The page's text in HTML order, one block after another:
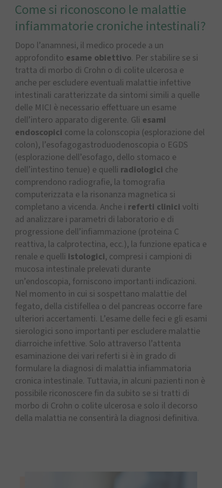
Come si riconoscono le malattie
infiammatorie croniche intestinali?
Dopo l’anamnesi, il medico procede a un
approfondito esame obiettivo. Per stabilire se si
tratta di morbo di Crohn o di colite ulcerosa e
anche per escludere eventuali malattie infettive
intestinali caratterizzate da sintomi simili a quelle
delle MICI è necessario effettuare un esame
dell’intero apparato digerente. Gli esami
endoscopici come la colonscopia (esplorazione del
colon), l’esofagogastroduodenoscopia o EGDS
(esplorazione dell’esofago, dello stomaco e
dell’intestino tenue) e quelli radiologici che
comprendono radiografie, la tomografia
computerizzata e la risonanza magnetica si
completano a vicenda. Anche i referti clinici volti
ad analizzare i parametri di laboratorio e di
progressione dell’infiammazione (proteina C
reattiva, la calprotectina, ecc.), la funzione epatica e
renale e quelli istologici, compresi i campioni di
mucosa intestinale prelevati durante
un’endoscopia, forniscono importanti indicazioni.
Nel momento in cui si sospettano malattie del
fegato, della cistifellea o del pancreas occorre fare
ulteriori accertamenti. L’esame delle feci e gli esami
sierologici sono importanti per escludere malattie
diarroiche infettive. Solo attraverso l’attenta
esaminazione dei vari referti si è in grado di
formulare la diagnosi di malattia infiammatoria
cronica intestinale. Tuttavia, in alcuni pazienti non è
possibile riconoscere fin da subito se si tratti di
morbo di Crohn o colite ulcerosa e solo il decorso
della malattia ne consentirà la diagnosi definitiva.